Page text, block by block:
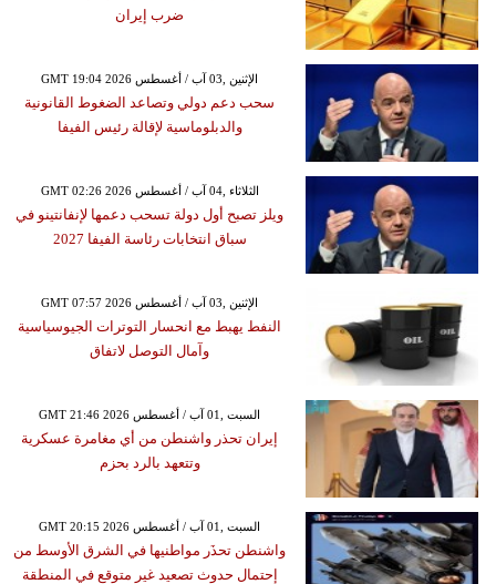
ضرب إيران
GMT 19:04 2026 الإثنين ,03 آب / أغسطس
سحب دعم دولي وتصاعد الضغوط القانونية
والدبلوماسية لإقالة رئيس الفيفا
GMT 02:26 2026 الثلاثاء ,04 آب / أغسطس
ويلز تصبح أول دولة تسحب دعمها لإنفانتينو في
سباق انتخابات رئاسة الفيفا 2027
GMT 07:57 2026 الإثنين ,03 آب / أغسطس
النفط يهبط مع انحسار التوترات الجيوسياسية
وآمال التوصل لاتفاق
GMT 21:46 2026 السبت ,01 آب / أغسطس
إيران تحذر واشنطن من أي مغامرة عسكرية
وتتعهد بالرد بحزم
GMT 20:15 2026 السبت ,01 آب / أغسطس
واشنطن تحذَر مواطنيها في الشرق الأوسط من
إحتمال حدوث تصعيد غير متوقع في المنطقة